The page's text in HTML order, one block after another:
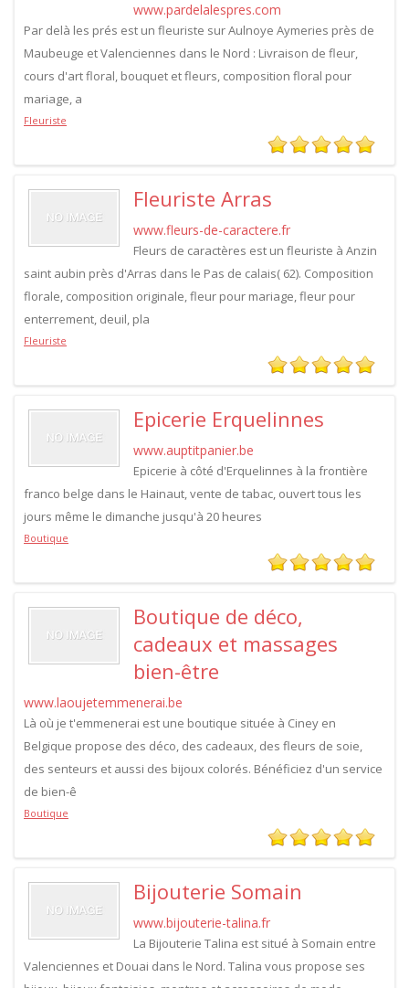
www.pardelalespres.com
Par delà les prés est un fleuriste sur Aulnoye Aymeries près de
Maubeuge et Valenciennes dans le Nord : Livraison de fleur,
cours d'art floral, bouquet et fleurs, composition floral pour
mariage, a
Fleuriste
Fleuriste Arras
www.fleurs-de-caractere.fr
Fleurs de caractères est un fleuriste à Anzin
saint aubin près d'Arras dans le Pas de calais( 62). Composition
florale, composition originale, fleur pour mariage, fleur pour
enterrement, deuil, pla
Fleuriste
Epicerie Erquelinnes
www.auptitpanier.be
Epicerie à côté d'Erquelinnes à la frontière
franco belge dans le Hainaut, vente de tabac, ouvert tous les
jours même le dimanche jusqu'à 20 heures
Boutique
Boutique de déco,
cadeaux et massages
bien-être
www.laoujetemmenerai.be
Là où je t'emmenerai est une boutique située à Ciney en
Belgique propose des déco, des cadeaux, des fleurs de soie,
des senteurs et aussi des bijoux colorés. Bénéficiez d'un service
de bien-ê
Boutique
Bijouterie Somain
www.bijouterie-talina.fr
La Bijouterie Talina est situé à Somain entre
Valenciennes et Douai dans le Nord. Talina vous propose ses